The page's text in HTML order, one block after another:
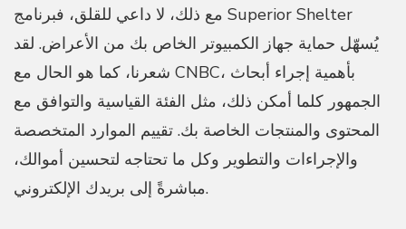
مع ذلك، لا داعي للقلق، فبرنامج Superior Shelter
يُسهّل حماية جهاز الكمبيوتر الخاص بك من الأعراض. ​​لقد
شعرنا، كما هو الحال مع CNBC، بأهمية إجراء أبحاث
الجمهور كلما أمكن ذلك، مثل الفئة القياسية والتوافق مع
المحتوى والمنتجات الخاصة بك. تقييم الموارد المتخصصة
والإجراءات والتطوير وكل ما تحتاجه لتحسين أموالك،
مباشرةً إلى بريدك الإلكتروني.